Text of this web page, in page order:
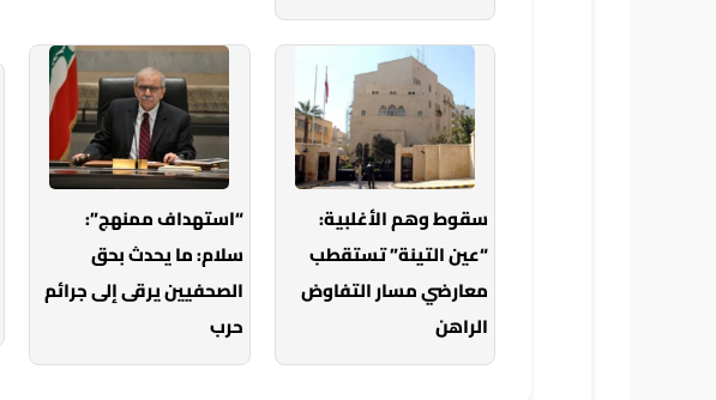
سقوط وهم الأغلبية:
“عين التينة” تستقطب
معارضي مسار التفاوض
الراهن
“استهداف ممنهج”:
سلام: ما يحدث بحق
الصحفيين يرقى إلى جرائم
حرب